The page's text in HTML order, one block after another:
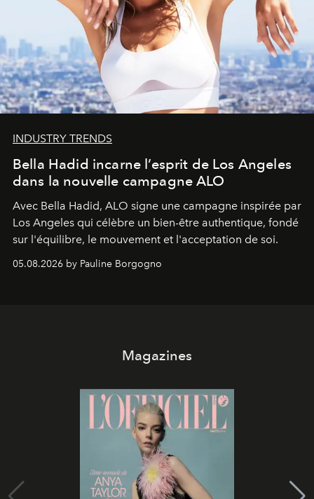
INDUSTRY TRENDS
Bella Hadid incarne l’esprit de Los Angeles
dans la nouvelle campagne ALO
Avec Bella Hadid, ALO signe une campagne inspirée par
Los Angeles qui célèbre un bien-être authentique, fondé
sur l'équilibre, le mouvement et l'acceptation de soi.
05.08.2026 by Pauline Borgogno
Magazines